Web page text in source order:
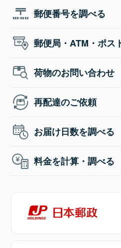
郵便番号を調べる
郵便局・ATM・ポス
荷物のお問い合わせ
再配達のご依頼
お届け日数を調べる
料金を計算・調べる